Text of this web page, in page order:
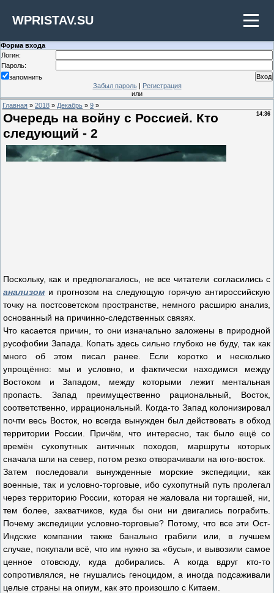
WPRISTAV.SU
Форма входа
Логин:
Пароль:
запомнить
Забыл пароль| Регистрация
или
Главная » 2018 » Декабрь » 9 »
14:36
Очередь на войну с Россией. Кто
следующий - 2
Поскольку, как и предполагалось, не все читатели согласились с
анализом и прогнозом на следующую горячую антироссийскую
точку на постсоветском пространстве, немного расширю анализ,
основанный на причинно-следственных связях.
Что касается причин, то они изначально заложены в природной
русофобии Запада. Копать здесь сильно глубоко не буду, так как
много об этом писал ранее. Если коротко и несколько
упрощённо: мы и условно, и фактически находимся между
Востоком и Западом, между которыми лежит ментальная
пропасть. Запад преимущественно рациональный, Восток,
соответственно, иррациональный. Когда-то Запад колонизировал
почти весь Восток, но всегда вынужден был действовать в обход
территории России. Причём, что интересно, так было ещё со
времён сухопутных античных походов, маршруты которых
сначала шли на север, потом резко отворачивали на юго-восток.
Затем последовали вынужденные морские экспедиции, как
военные, так и условно-торговые, ибо сухопутный путь пролегал
через территорию России, которая не жаловала ни торгашей, ни,
тем более, захватчиков, куда бы они ни двигались пограбить.
Почему экспедиции условно-торговые? Потому, что все эти Ост-
Индские компании также банально грабили или, в лучшем
случае, покупали всё, что им нужно за «бусы», и вывозили самое
ценное отовсюду, куда добирались. А когда вдруг кто-то
сопротивлялся, не гнушались геноцидом, а иногда подсаживали
целые страны на опиум, как это произошло с Китаем.